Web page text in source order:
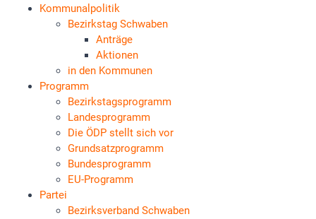
Kommunalpolitik
Bezirkstag Schwaben
Anträge
Aktionen
in den Kommunen
Programm
Bezirkstagsprogramm
Landesprogramm
Die ÖDP stellt sich vor
Grundsatzprogramm
Bundesprogramm
EU-Programm
Partei
Bezirksverband Schwaben